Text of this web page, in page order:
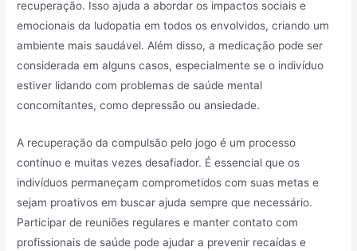
recuperação. Isso ajuda a abordar os impactos sociais e
emocionais da ludopatia em todos os envolvidos, criando um
ambiente mais saudável. Além disso, a medicação pode ser
considerada em alguns casos, especialmente se o indivíduo
estiver lidando com problemas de saúde mental
concomitantes, como depressão ou ansiedade.
A recuperação da compulsão pelo jogo é um processo
contínuo e muitas vezes desafiador. É essencial que os
indivíduos permaneçam comprometidos com suas metas e
sejam proativos em buscar ajuda sempre que necessário.
Participar de reuniões regulares e manter contato com
profissionais de saúde pode ajudar a prevenir recaídas e